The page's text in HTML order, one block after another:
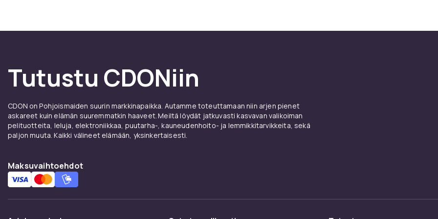
Sopiiko vaahtomuovipatja sinulle?
vaahtomuovipatjat voivat olla lämpimämpiä nukkua – valitse viilentävällä
teknologialla varustettu malli jos nukut kuumana.
Tutustu CDONiin
CDON on Pohjoismaiden suurin markkinapaikka. Autamme toteuttamaan niin arjen pienet
askareet kuin elämän suuremmatkin haaveet. Meiltä löydät jatkuvasti kasvavan valikoiman
pelituotteita, leluja, elektroniikkaa, puutarha-, kauneudenhoito- ja lemmikkitarvikkeita, sekä
paljon muuta. Kaikki välineet elämään, yksinkertaisesti.
Maksuvaihtoehdot